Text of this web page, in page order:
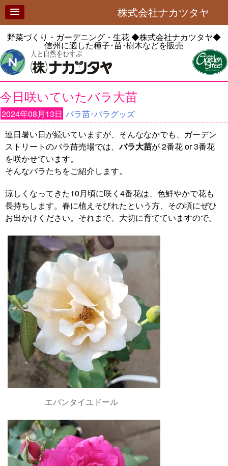
株式会社ナカツタヤ
野菜づくり・ガーデニング・生花◆株式会社ナカツタヤ◆
信州に適した種子･苗･樹木などを販売
今日咲いていたバラ大苗
2024年08月13日 バラ苗･バラグッズ
連日暑い日が続いていますが、そんななかでも、ガーデン
ストリートのバラ苗売場では、バラ大苗が 2番花 or 3番花
を咲かせています。
そんなバラたちをご紹介します。
涼しくなってきた10月頃に咲く4番花は、色鮮やかで花も
長持ちします。春に植えそびれたという方、その頃にぜひ
お出かけください。それまで、大切に育てていますので。
エバンタイユドール